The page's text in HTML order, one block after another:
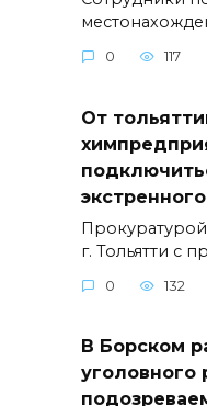
0 117
От
г. Тольятти с
0 132
В Борском
уголовного